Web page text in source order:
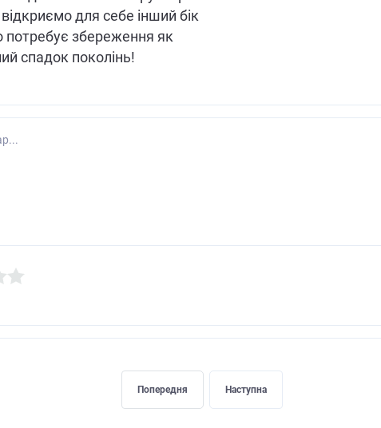
для себе інший бік
потребує збереження як
спадок поколінь!
Попередня Наступна